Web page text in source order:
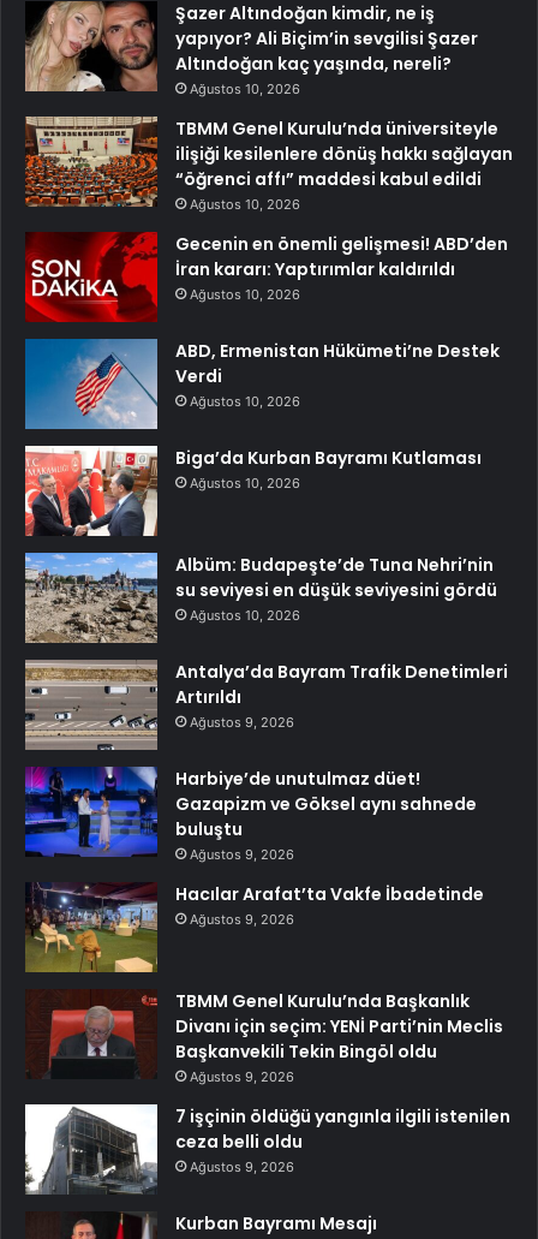
Şazer Altındoğan kimdir, ne iş
yapıyor? Ali Biçim’in sevgilisi Şazer
Altındoğan kaç yaşında, nereli?
Ağustos 10, 2026
TBMM Genel Kurulu’nda üniversiteyle
ilişiği kesilenlere dönüş hakkı sağlayan
“öğrenci affı” maddesi kabul edildi
Ağustos 10, 2026
Gecenin en önemli gelişmesi! ABD’den
İran kararı: Yaptırımlar kaldırıldı
Ağustos 10, 2026
ABD, Ermenistan Hükümeti’ne Destek
Verdi
Ağustos 10, 2026
Biga’da Kurban Bayramı Kutlaması
Ağustos 10, 2026
Albüm: Budapeşte’de Tuna Nehri’nin
su seviyesi en düşük seviyesini gördü
Ağustos 10, 2026
Antalya’da Bayram Trafik Denetimleri
Artırıldı
Ağustos 9, 2026
Harbiye’de unutulmaz düet!
Gazapizm ve Göksel aynı sahnede
buluştu
Ağustos 9, 2026
Hacılar Arafat’ta Vakfe İbadetinde
Ağustos 9, 2026
TBMM Genel Kurulu’nda Başkanlık
Divanı için seçim: YENİ Parti’nin Meclis
Başkanvekili Tekin Bingöl oldu
Ağustos 9, 2026
7 işçinin öldüğü yangınla ilgili istenilen
ceza belli oldu
Ağustos 9, 2026
Kurban Bayramı Mesajı